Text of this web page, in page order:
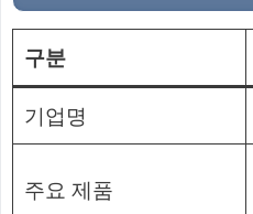
구분
기업명
주요 제품